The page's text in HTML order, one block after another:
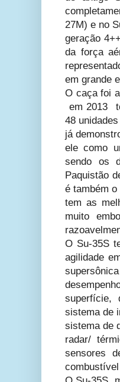
27M) e no
geração
da força
em grande
O caça foi
em 2013
48
já
ele como
sendo os
Paquistão
é também
tem as
muito
O Su-35S
agilidade
superfície,
sistema de
sistema de
radar/
sensores